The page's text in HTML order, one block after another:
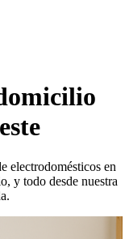
electrodomésticos en
y todo desde nuestra